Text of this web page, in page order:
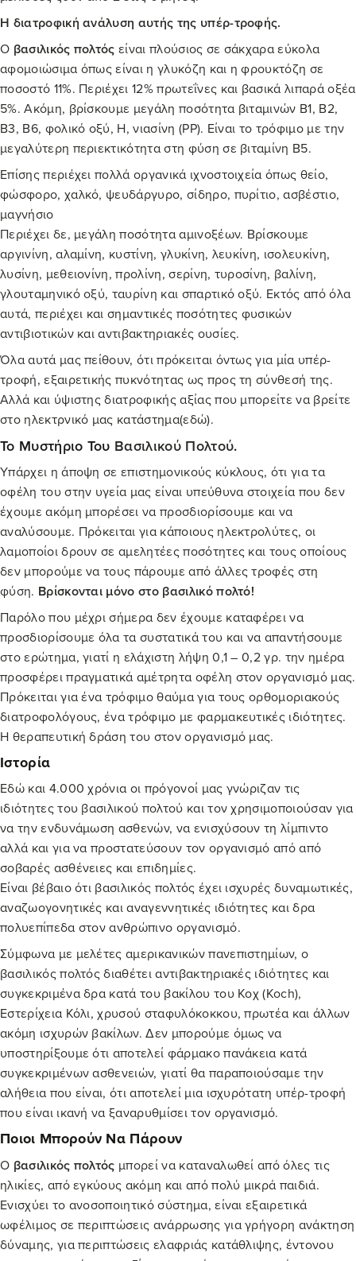
Η διατροφική ανάλυση αυτής της υπέρ-τροφής.
Ο βασιλικός πολτός είναι πλούσιος σε σάκχαρα εύκολα
αφομοιώσιμα όπως είναι η γλυκόζη και η φρουκτόζη σε
ποσοστό 11%. Περιέχει 12% πρωτεΐνες και βασικά λιπαρά οξέα
5%. Ακόμη, βρίσκουμε μεγάλη ποσότητα βιταμινών Β1, Β2,
Β3, Β6, φολικό οξύ, Η, νιασίνη (ΡΡ). Είναι το τρόφιμο με την
μεγαλύτερη περιεκτικότητα στη φύση σε βιταμίνη Β5.
Επίσης περιέχει πολλά οργανικά ιχνοστοιχεία όπως θείο,
φώσφορο, χαλκό, ψευδάργυρο, σίδηρο, πυρίτιο, ασβέστιο,
μαγνήσιο
Περιέχει δε, μεγάλη ποσότητα αμινοξέων. Βρίσκουμε
αργινίνη, αλαμίνη, κυστίνη, γλυκίνη, λευκίνη, ισολευκίνη,
λυσίνη, μεθειονίνη, προλίνη, σερίνη, τυροσίνη, βαλίνη,
γλουταμηνικό οξύ, ταυρίνη και σπαρτικό οξύ. Εκτός από όλα
αυτά, περιέχει και σημαντικές ποσότητες φυσικών
αντιβιοτικών και αντιβακτηριακές ουσίες.
Όλα αυτά μας πείθουν, ότι πρόκειται όντως για μία υπέρ-
τροφή, εξαιρετικής πυκνότητας ως προς τη σύνθεσή της.
Αλλά και ύψιστης διατροφικής αξίας που μπορείτε να βρείτε
στο ηλεκτρνικό μας κατάστημα(εδώ).
Το Μυστήριο Του Βασιλικού Πολτού.
Υπάρχει η άποψη σε επιστημονικούς κύκλους, ότι για τα
οφέλη του στην υγεία μας είναι υπεύθυνα στοιχεία που δεν
έχουμε ακόμη μπορέσει να προσδιορίσουμε και να
αναλύσουμε. Πρόκειται για κάποιους ηλεκτρολύτες, οι
λαμοποίοι δρουν σε αμελητέες ποσότητες και τους οποίους
δεν μπορούμε να τους πάρουμε από άλλες τροφές στη
φύση. Βρίσκονται μόνο στο βασιλικό πολτό!
Παρόλο που μέχρι σήμερα δεν έχουμε καταφέρει να
προσδιορίσουμε όλα τα συστατικά του και να απαντήσουμε
στο ερώτημα, γιατί η ελάχιστη λήψη 0,1 – 0,2 γρ. την ημέρα
προσφέρει πραγματικά αμέτρητα οφέλη στον οργανισμό μας.
Πρόκειται για ένα τρόφιμο θαύμα για τους ορθομοριακούς
διατροφολόγους, ένα τρόφιμο με φαρμακευτικές ιδιότητες.
Η θεραπευτική δράση του στον οργανισμό μας.
Ιστορία
Εδώ και 4.000 χρόνια οι πρόγονοί μας γνώριζαν τις
ιδιότητες του βασιλικού πολτού και τον χρησιμοποιούσαν για
να την ενδυνάμωση ασθενών, να ενισχύσουν τη λίμπιντο
αλλά και για να προστατεύσουν τον οργανισμό από από
σοβαρές ασθένειες και επιδημίες.
Είναι βέβαιο ότι βασιλικός πολτός έχει ισχυρές δυναμωτικές,
αναζωογονητικές και αναγεννητικές ιδιότητες και δρα
πολυεπίπεδα στον ανθρώπινο οργανισμό.
Σύμφωνα με μελέτες αμερικανικών πανεπιστημίων, ο
βασιλικός πολτός διαθέτει αντιβακτηριακές ιδιότητες και
συγκεκριμένα δρα κατά του βακίλου του Κοχ (Koch),
Εστερίχεια Κόλι, χρυσού σταφυλόκοκκου, πρωτέα και άλλων
ακόμη ισχυρών βακίλων. Δεν μπορούμε όμως να
υποστηρίξουμε ότι αποτελεί φάρμακο πανάκεια κατά
συγκεκριμένων ασθενειών, γιατί θα παραποιούσαμε την
αλήθεια που είναι, ότι αποτελεί μια ισχυρότατη υπέρ-τροφή
που είναι ικανή να ξαναρυθμίσει τον οργανισμό.
Ποιοι Μπορούν Να Πάρουν
Ο βασιλικός πολτός μπορεί να καταναλωθεί από όλες τις
ηλικίες, από εγκύους ακόμη και από πολύ μικρά παιδιά.
Ενισχύει το ανοσοποιητικό σύστημα, είναι εξαιρετικά
ωφέλιμος σε περιπτώσεις ανάρρωσης για γρήγορη ανάκτηση
δύναμης, για περιπτώσεις ελαφριάς κατάθλιψης, έντονου